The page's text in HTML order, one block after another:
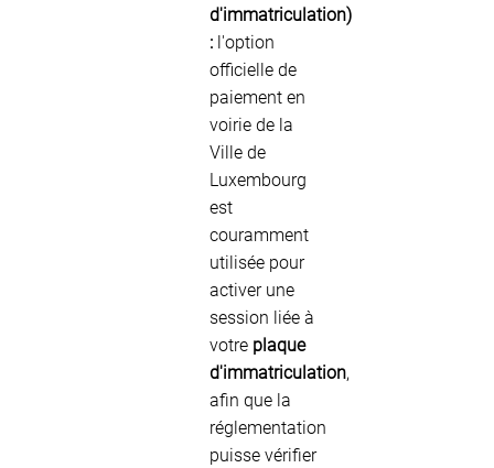
d'immatriculation)
: l'option
officielle de
paiement en
voirie de la
Ville de
Luxembourg
est
couramment
utilisée pour
activer une
session liée à
votre plaque
d'immatriculation,
afin que la
réglementation
puisse vérifier